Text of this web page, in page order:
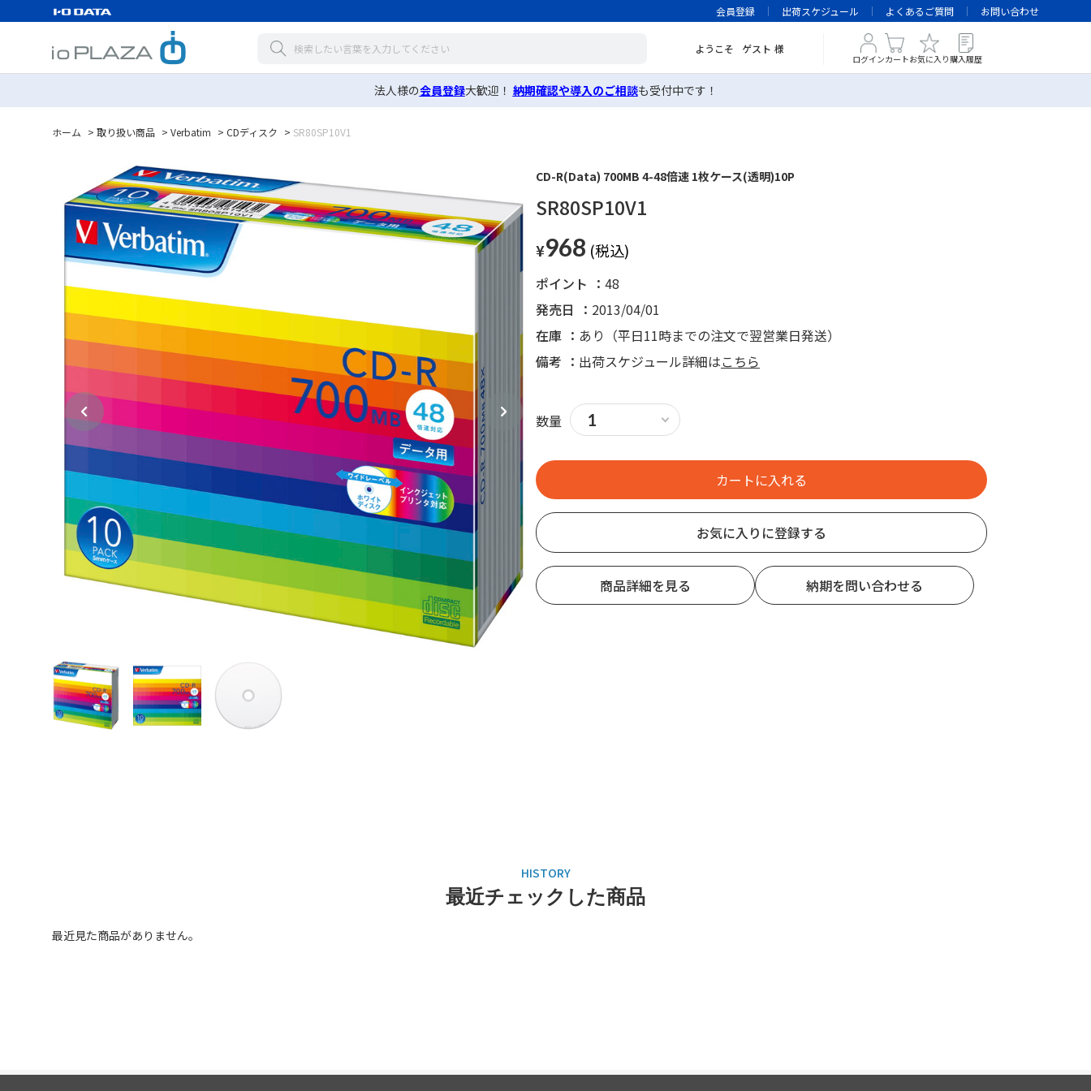
会員登録 出荷スケジュール よくあるご質問 お問い合わせ
ようこそ ゲスト 様
ログインカートお気に入り 購入履歴
法人様の会員登録大歓迎！ 納期確認や導入のご相談も受付中です！
ホーム > 取り扱い商品 > Verbatim > CDディスク > SR80SP10V1
CD-R(Data) 700MB 4-48倍速 1枚ケース(透明)10P
SR80SP10V1
¥968
発売日 2013/04/01
ポイント 48
在庫
あり（平日11時までの注文で翌営業日発送）
備考
出荷スケジュール詳細はこちら
数量
お気に入りに登録する
商品詳細を見る 納期を問い合わせる
最近チェックした商品
最近見た商品がありません。